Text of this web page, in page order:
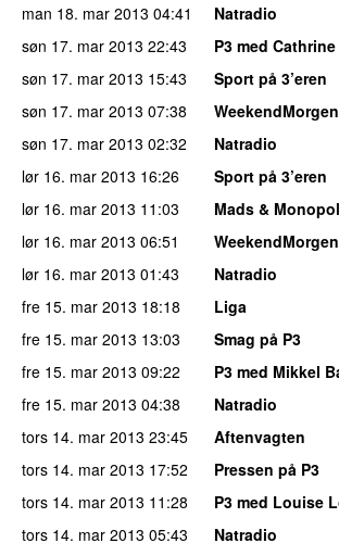
man 18. mar 2013 04:41
Natradio
søn 17. mar 2013 22:43
P3 med
søn 17. mar 2013 15:43
Sport på 3’eren
søn 17. mar 2013 07:38
WeekendMorgen
søn 17. mar 2013 02:32
Natradio
lør 16. mar 2013 16:26
Sport på 3’eren
lør 16. mar 2013 11:03
Mads &
lør 16. mar 2013 06:51
WeekendMorgen
lør 16. mar 2013 01:43
Natradio
fre 15. mar 2013 18:18
Liga
fre 15. mar 2013 13:03
Smag på P3
fre 15. mar 2013 09:22
P3 med Mikkel
fre 15. mar 2013 04:38
Natradio
tors 14. mar 2013 23:45
Aftenvagten
tors 14. mar 2013 17:52
Pressen på P3
tors 14. mar 2013 11:28
P3 med Louise
tors 14. mar 2013 05:43
Natradio